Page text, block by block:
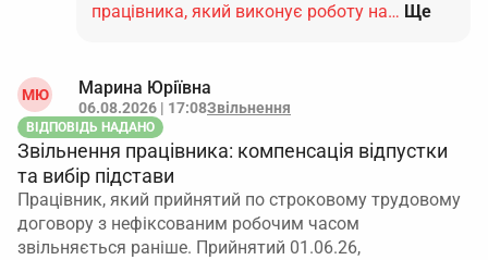
працівника, який виконує роботу на… Ще
МЮ Марина Юріївна
06.08.2026 | 17:08Звільнення
ВІДПОВІДЬ НАДАНО
Звільнення працівника: компенсація відпустки
та вибір підстави
Працівник, який прийнятий по строковому трудовому
договору з нефіксованим робочим часом
звільняється раніше. Прийнятий 01.06.26,